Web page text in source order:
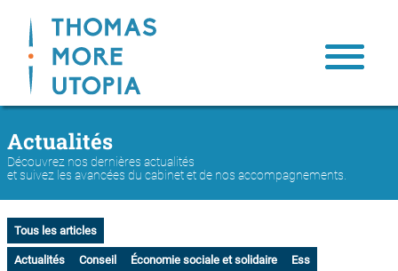
Actualités
Découvrez nos dernières actualités
et suivez les avancées du cabinet et de nos accompagnements.
Tous les articles
Actualités Conseil Économie sociale et solidaire
Ess
Nous connaître
Notre engagement
Notre impact